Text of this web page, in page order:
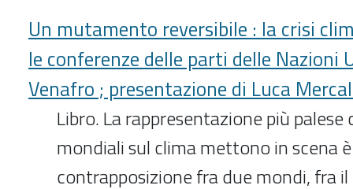
Un mutamento reversibile : la crisi
le conferenze delle parti delle Nazioni
Venafro ; presentazione di Luca
Libro. La rappresentazione più palese
mondiali sul clima mettono in scena
contrapposizione fra due mondi, fra